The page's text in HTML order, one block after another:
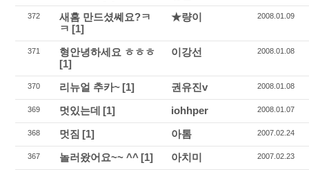
372
새홈 만드셨쎼요?ㅋ
ㅋ [1]
★량이 2008.01.09
371
형안녕하세요 ㅎㅎㅎ
[1]
이강선 2008.01.08
370 리뉴얼 추카~ [1] 권유진v 2008.01.08
369 멋있는데 [1] iohhper 2008.01.07
368 멋짐 [1] 아톰 2007.02.24
367 놀러왔어요~~ ^^ [1] 아치미 2007.02.23